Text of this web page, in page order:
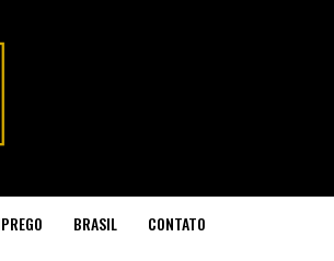
BRASIL CONTATO